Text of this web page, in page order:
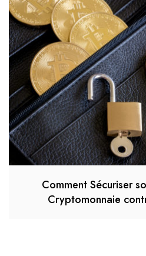
Comment Sécuriser
Cryptomonnaie